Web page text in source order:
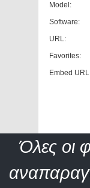
Model:
Software:
URL:
Favorites:
Embed
Όλες οι